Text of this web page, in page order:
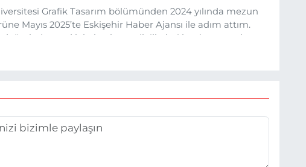
Grafik Tasarım bölümünden 2024 yılında mezun
Mayıs 2025’te Eskişehir Haber Ajansı ile adım attım.
sadık kalarak ve etik ilkeleri benimseyerek,
en doğru ve sıcak şekilde takipçilerimize aktarmayı